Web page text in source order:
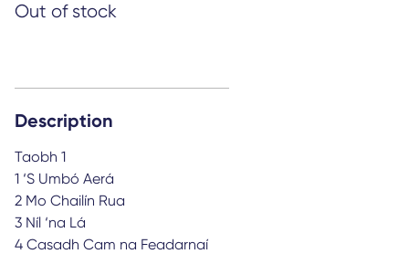
Out of stock
Description
Taobh 1
1 ‘S Umbó Aerá
2 Mo Chailín Rua
3 Níl ‘na Lá
4 Casadh Cam na Feadarnaí